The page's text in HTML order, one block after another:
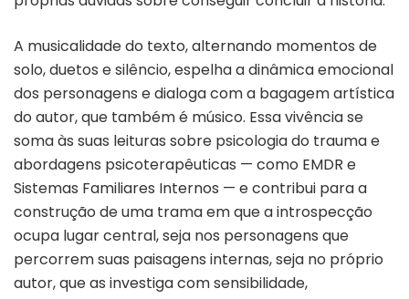
A musicalidade do texto, alternando momentos de
solo, duetos e silêncio, espelha a dinâmica emocional
dos personagens e dialoga com a bagagem artística
do autor, que também é músico. Essa vivência se
soma às suas leituras sobre psicologia do trauma e
abordagens psicoterapêuticas — como EMDR e
Sistemas Familiares Internos — e contribui para a
construção de uma trama em que a introspecção
ocupa lugar central, seja nos personagens que
percorrem suas paisagens internas, seja no próprio
autor, que as investiga com sensibilidade,